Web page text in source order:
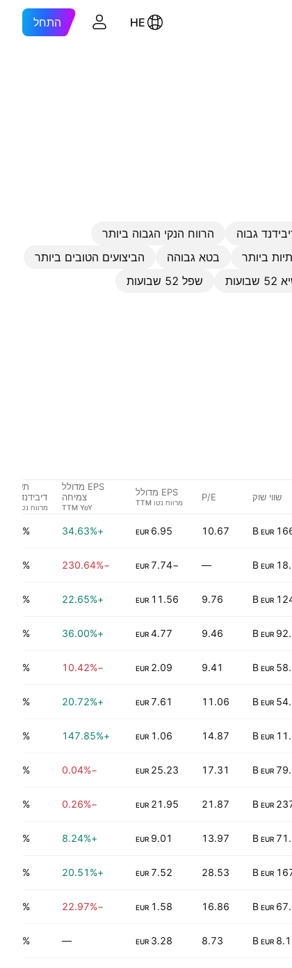
HE התחל
גבוה
הרווח הנקי הגבוה ביותר
ביותר בטא גבוהה
הביצועים הטובים ביותר
שבועות
שפל 52 שבועות
שווי שוק P/E EPS מדולל
EPS מדולל
צמיחה
תשואות
דיבידנדים %
EUR
10.67
6.95
EUR
+34.63%
4.56%
EUR
—
−7.74
EUR
−230.64%
0.00%
EUR
9.76
11.56
EUR
+22.65%
4.58%
EUR
9.46
4.77
EUR
+36.00%
5.15%
EUR
9.41
2.09
EUR
−10.42%
5.81%
EUR
11.06
7.61
EUR
+20.72%
1.91%
EUR
14.87
1.06
EUR
+147.85%
6.09%
EUR
17.31
25.23
EUR
−0.04%
3.25%
EUR
21.87
21.95
EUR
−0.26%
2.70%
EUR
13.97
9.01
EUR
+8.24%
3.95%
EUR
28.53
7.52
EUR
+20.51%
1.51%
EUR
16.86
1.58
EUR
−22.97%
5.08%
EUR
8.73
3.28
EUR
—
7.80%